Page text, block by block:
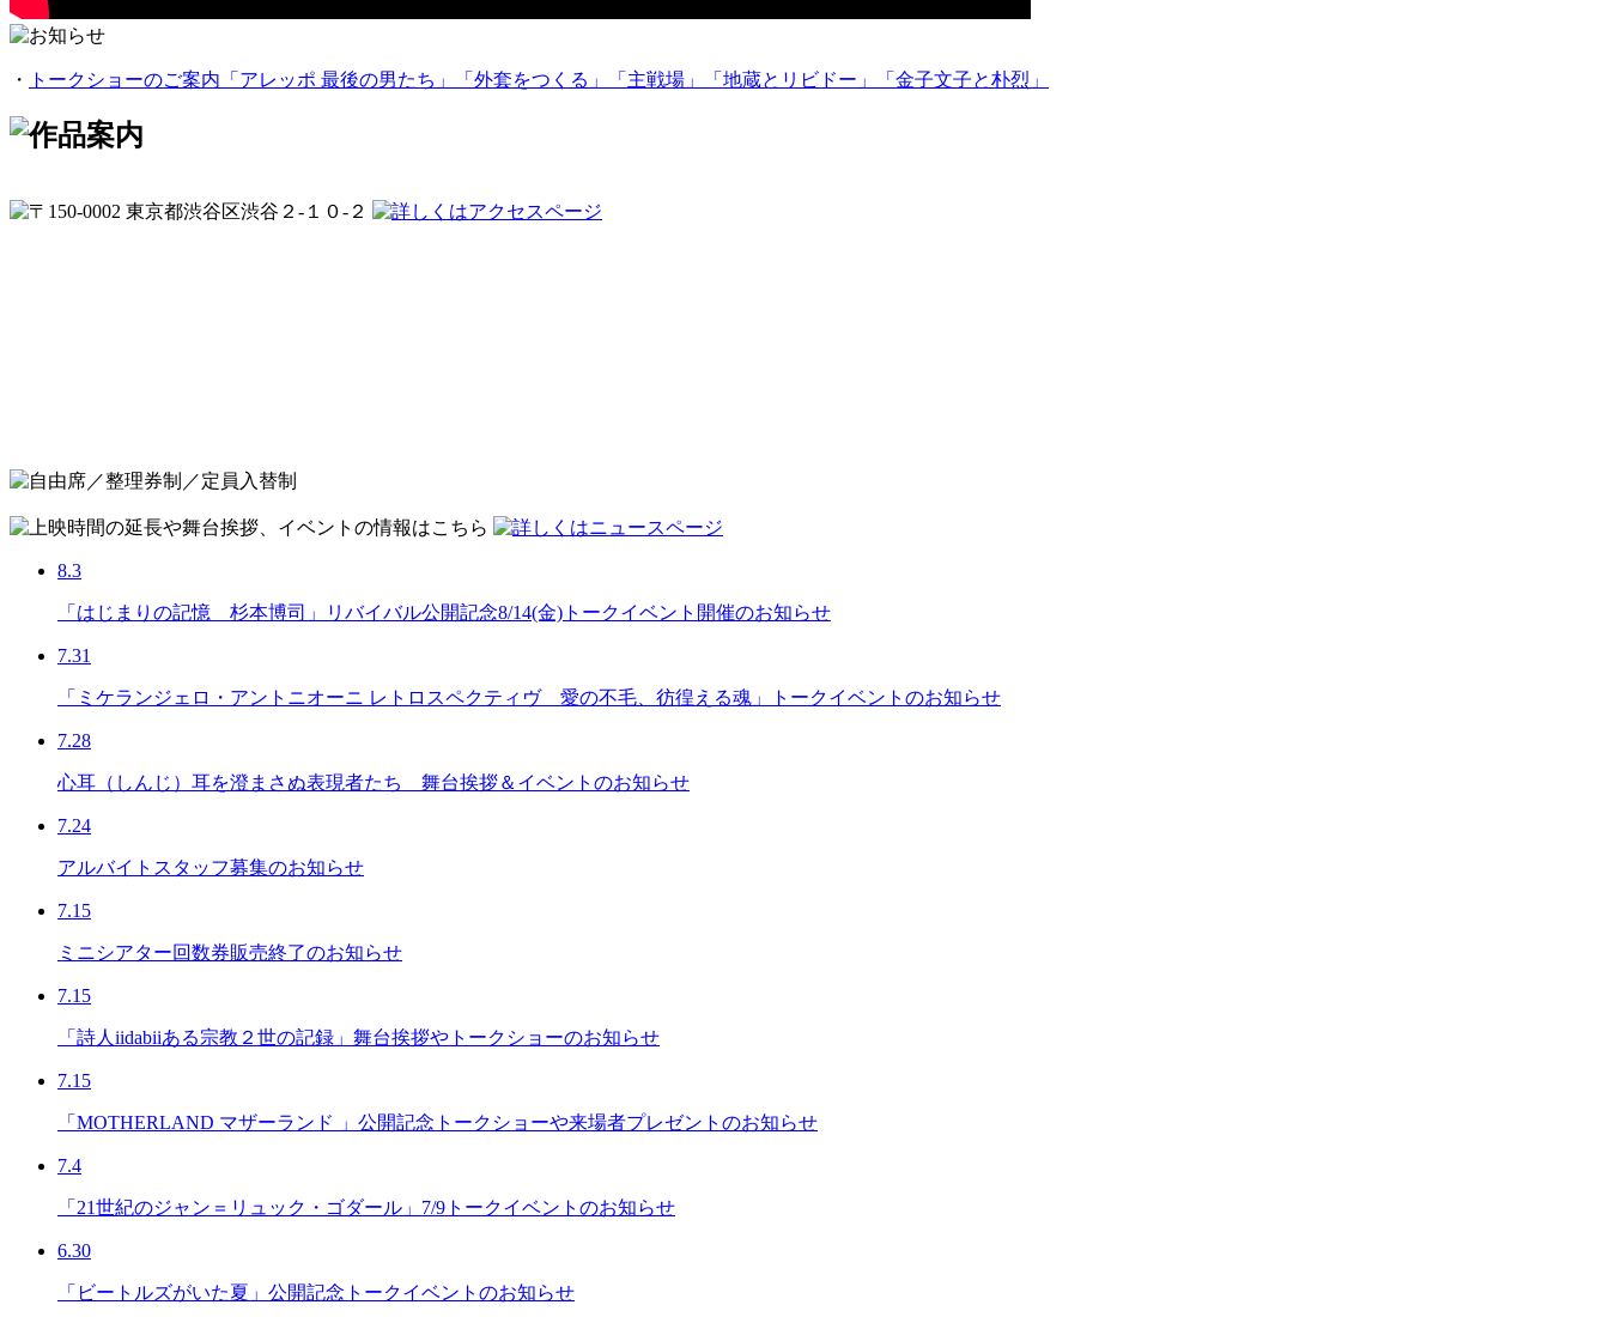
・ トークショーのご案内「アレッポ 最後の男たち」「外套をつくる」「主戦場」「地蔵とリビドー」「金子文子と朴烈」
8.3
「はじまりの記憶 杉本博司」リバイバル公開記念8/14(金)トークイベント開催のお知らせ
7.31
「ミケランジェロ・アントニオーニ レトロスペクティヴ 愛の不毛、彷徨える魂」トークイベントのお知らせ
7.28
心耳（しんじ）耳を澄まさぬ表現者たち 舞台挨拶＆イベントのお知らせ
7.24
アルバイトスタッフ募集のお知らせ
7.15
ミニシアター回数券販売終了のお知らせ
7.15
「詩人iidabiiある宗教２世の記録」舞台挨拶やトークショーのお知らせ
7.15
「MOTHERLAND マザーランド 」公開記念トークショーや来場者プレゼントのお知らせ
7.4
「21世紀のジャン＝リュック・ゴダール」7/9トークイベントのお知らせ
6.30
「ビートルズがいた夏」公開記念トークイベントのお知らせ